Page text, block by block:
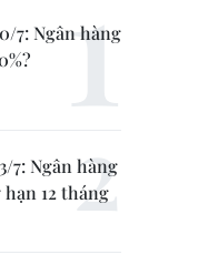
7: Ngân hàng
7: Ngân hàng
12 tháng